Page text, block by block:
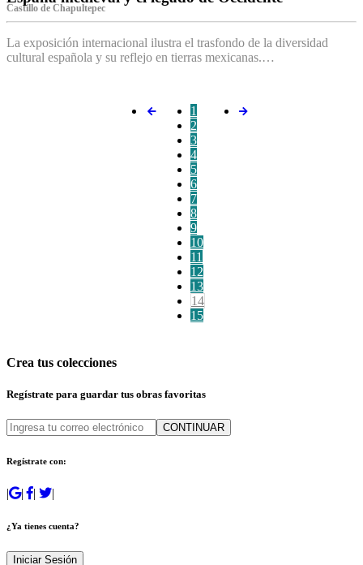
Castillo de Chapultepec
La exposición internacional ilustra el trasfondo de la diversidad
cultural española y su reflejo en tierras mexicanas.…
1
2
3
4
5
6
7
8
9
10
11
12
13
14
15
Crea tus colecciones
Regístrate para guardar tus obras favoritas
CONTINUAR
Regístrate con:
| | | |
¿Ya tienes cuenta?
Iniciar Sesión